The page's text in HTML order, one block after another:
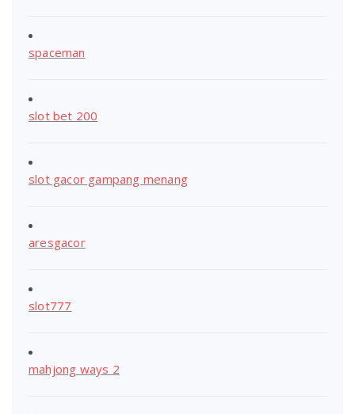
spaceman
slot bet 200
slot gacor gampang menang
aresgacor
slot777
mahjong ways 2